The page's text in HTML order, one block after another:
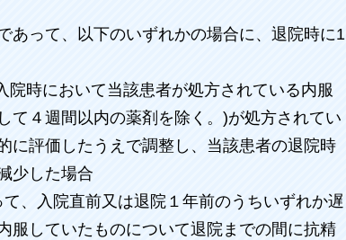
あって、以下のいずれかの場合に、退院時に1
院時において当該患者が処方されている内服
て４週間以内の薬剤を除く。)が処方されてい
に評価したうえで調整し、当該患者の退院時
少した場合
、入院直前又は退院１年前のうちいずれか遅
服していたものについて退院までの間に抗精